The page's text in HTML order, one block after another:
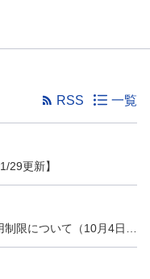
RSS 一覧
29更新】
18時00分～10月5日（日）6時00分頃）